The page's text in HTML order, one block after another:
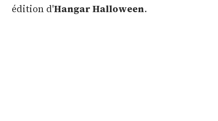
édition d'Hangar Halloween.